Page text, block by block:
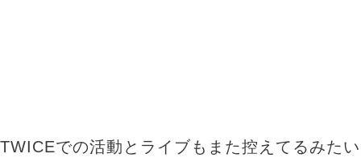
TWICEでの活動とライブもまた控えてるみた